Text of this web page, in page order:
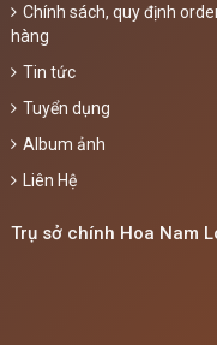
Chính sách, quy định
hàng
Tin tức
Tuyển dụng
Album ảnh
Liên Hệ
Trụ sở chính Hoa Nam